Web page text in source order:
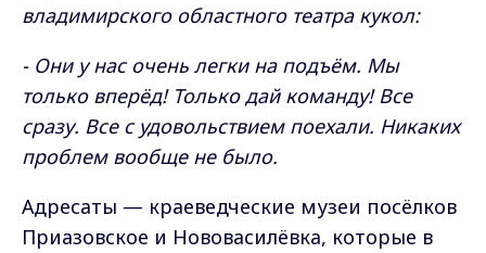
владимирского областного театра кукол:
- Они у нас очень легки на подъём. Мы
только вперёд! Только дай команду! Все
сразу. Все с удовольствием поехали. Никаких
проблем вообще не было.
Адресаты — краеведческие музеи посёлков
Приазовское и Нововасилёвка, которые в